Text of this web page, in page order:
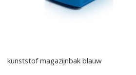
kunststof magazijnbak blauw